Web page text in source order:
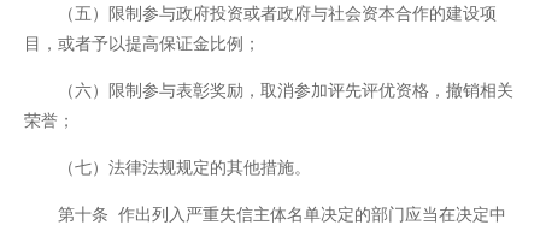
（五）限制参与政府投资或者政府与社会资本合作的建设项
目，或者予以提高保证金比例；
（六）限制参与表彰奖励，取消参加评先评优资格，撤销相关
荣誉；
（七）法律法规规定的其他措施。
第十条 作出列入严重失信主体名单决定的部门应当在决定中